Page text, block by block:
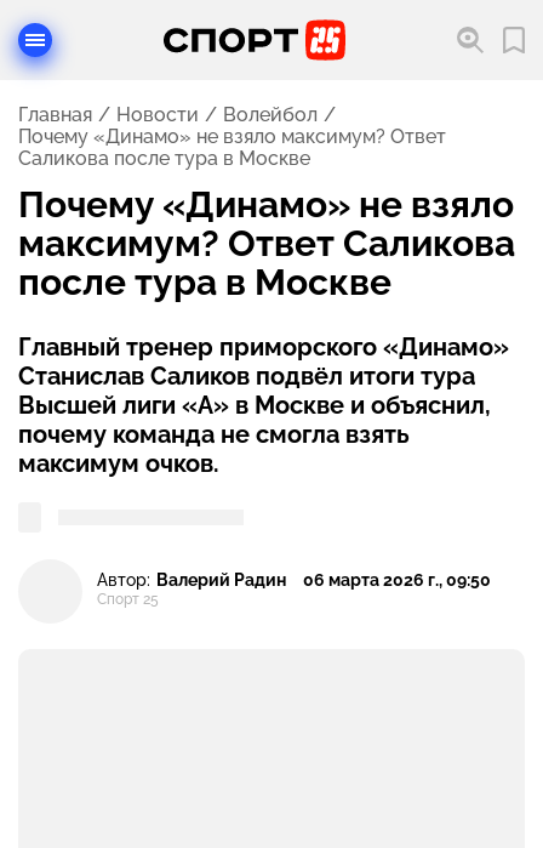
Главная Новости
Волейбол
Почему «Динамо» не взяло максимум? Ответ
Саликова после тура в Москве
Почему «Динамо» не взяло
максимум? Ответ Саликова
после тура в Москве
Главный тренер приморского «Динамо»
Станислав Саликов подвёл итоги тура
Высшей лиги «А» в Москве и объяснил,
почему команда не смогла взять
максимум очков.
Автор: Валерий Радин
Спорт 25
06 марта 2026 г., 09:50